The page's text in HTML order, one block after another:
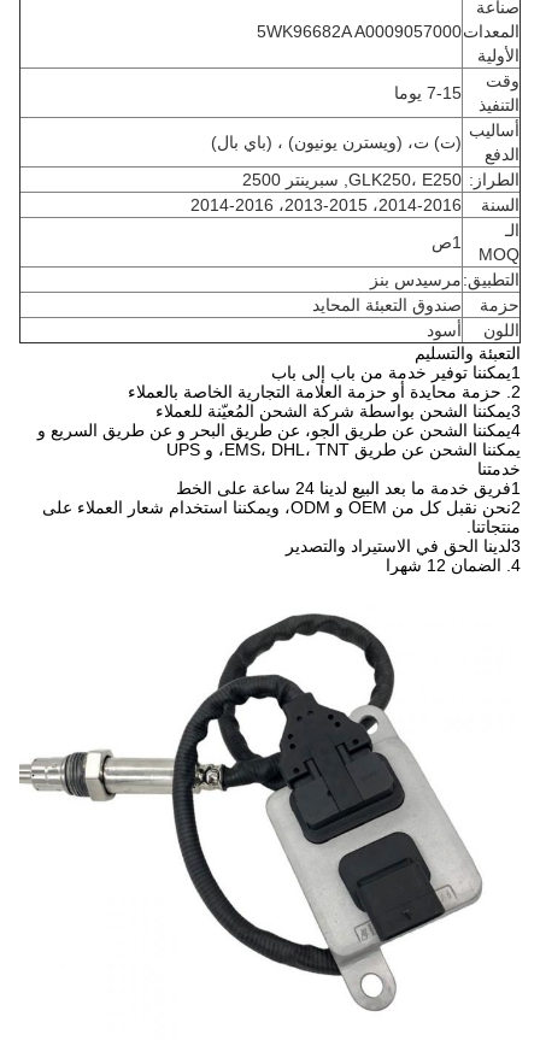
صناعة
المعدات
الأولية
5WK96682A A0009057000
وقت
التنفيذ
7-15 يوما
أساليب
الدفع
(ت) ت، (ويسترن يونيون) ، (باي بال)
الطراز: GLK250، E250, سبرينتر 2500
السنة
2014-2016، 2013-2015، 2014-2016
الـ
MOQ
1ص
التطبيق:مرسيدس بنز
حزمة
صندوق التعبئة المحايد
اللون
أسود
التعبئة والتسليم
1يمكننا توفير خدمة من باب إلى باب
2. حزمة محايدة أو حزمة العلامة التجارية الخاصة بالعملاء
3يمكننا الشحن بواسطة شركة الشحن المُعيّنة للعملاء
4يمكننا الشحن عن طريق الجو، عن طريق البحر و عن طريق السريع و
يمكننا الشحن عن طريق EMS، DHL، TNT، و UPS
خدمتنا
1فريق خدمة ما بعد البيع لدينا 24 ساعة على الخط
2نحن نقبل كل من OEM و ODM، ويمكننا استخدام شعار العملاء على
منتجاتنا.
3لدينا الحق في الاستيراد والتصدير
4. الضمان 12 شهرا